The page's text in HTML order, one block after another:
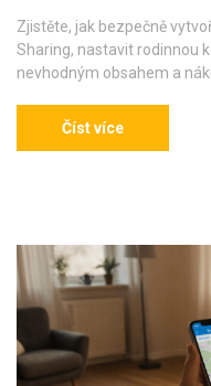
Zjistěte, jak bezpečně
Sharing, nastavit rodinnou
nevhodným obsahem a
Číst více